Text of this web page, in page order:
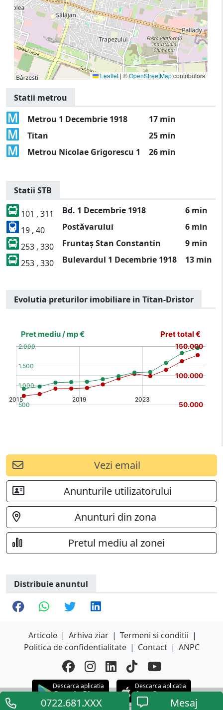
Leaflet | ©OpenStreetMapcontributors
Statii metrou
Metrou 1 Decembrie 1918
17 min
Titan
25 min
Metrou Nicolae Grigorescu 1
26 min
Statii STB
101 , 311 Bd. 1 Decembrie 1918
6 min
19 , 40
Postăvarului
6 min
253 , 330
Fruntaș Stan Constantin
9 min
253 , 330
Bulevardul 1 Decembrie 1918 13 min
Evolutia preturilor imobiliare in Titan-Dristor
0722.681.XXX Mesaj
Vezi email
Anunturile utilizatorului
Anunturi din zona
Pretul mediu al zonei
Distribuie anuntul
Articole | Arhiva ziar | Termeni si conditii |
Politica de confidentialitate | Contact | ANPC
Descarca aplicatia
Google Play
Descarca aplicatia
App Store